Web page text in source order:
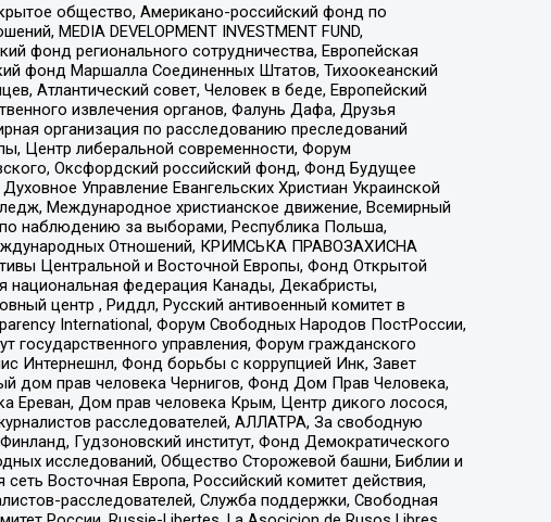
общество, Американо-российский фонд по
MEDIA DEVELOPMENT INVESTMENT FUND,
фонд регионального сотрудничества, Европейская
фонд Маршалла Соединенных Штатов, Тихоокеанский
Атлантический совет, Человек в беде, Европейский
извлечения органов, Фалунь Дафа, Друзья
организация по расследованию преследований
Центр либеральной современности, Форум
Оксфордский российский фонд, Фонд Будущее
Управление Евангельских Христиан Украинской
Международное христианское движение, Всемирный
по наблюдению за выборами, Республика Польша,
Отношений, КРИМСЬКА ПРАВОЗАХИСНА
Центральной и Восточной Европы, Фонд Открытой
национальная федерация Канады, Декабристы,
центр , Риддл, Русский антивоенный комитет в
International, Форум Свободных Народов ПостРоссии,
государственного управления, Форум гражданского
Интернешнл, Фонд борьбы с коррупцией Инк, Завет
дом прав человека Чернигов, Фонд Дом Прав Человека,
Ереван, Дом прав человека Крым, Центр дикого лосося,
расследователей, АЛЛАТРА, За свободную
Гудзоновский институт, Фонд Демократического
исследований, Общество Сторожевой башни, Библии и
Восточная Европа, Российский комитет действия,
расследователей, Служба поддержки, Свободная